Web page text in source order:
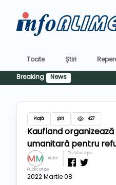
Toate Știri
Breaking
News
Piață Știri 427
Kaufland
umanitară pentru
Autor
Distribuie pe
Publicat pe
2022 Martie 08